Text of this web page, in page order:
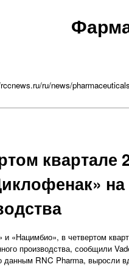
ru/news/
квартале
в четвертом
производства, сообщили
данным RNC Pharma, выросли